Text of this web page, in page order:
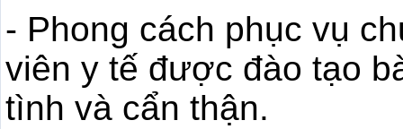
- Phong cách phục vụ
viên y tế được đào tạo
tình và cẩn thận.